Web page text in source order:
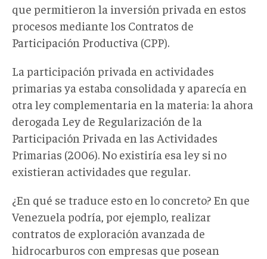
que permitieron la inversión privada en estos
procesos mediante los Contratos de
Participación Productiva (CPP).
La participación privada en actividades
primarias ya estaba consolidada y aparecía en
otra ley complementaria en la materia: la ahora
derogada Ley de Regularización de la
Participación Privada en las Actividades
Primarias (2006). No existiría esa ley si no
existieran actividades que regular.
¿En qué se traduce esto en lo concreto? En que
Venezuela podría, por ejemplo, realizar
contratos de exploración avanzada de
hidrocarburos con empresas que posean